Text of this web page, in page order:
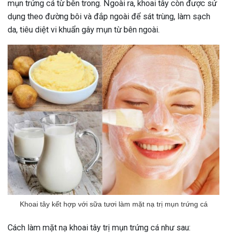
mụn trứng cá từ bên trong. Ngoài ra, khoai tây còn được sử
dụng theo đường bôi và đắp ngoài để sát trùng, làm sạch
da, tiêu diệt vi khuẩn gây mụn từ bên ngoài.
Khoai tây kết hợp với sữa tươi làm mặt nạ trị mụn trứng cá
Cách làm mặt nạ khoai tây trị mụn trứng cá như sau: